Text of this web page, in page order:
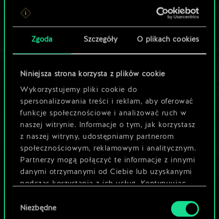
Zgoda Szczegóły O plikach cookies
Niniejsza strona korzysta z plików cookie
Wykorzystujemy pliki cookie do
spersonalizowania treści i reklam, aby oferować
funkcje społecznościowe i analizować ruch w
naszej witrynie. Informacje o tym, jak korzystasz
z naszej witryny, udostępniamy partnerom
społecznościowym, reklamowym i analitycznym.
Partnerzy mogą połączyć te informacje z innymi
danymi otrzymanymi od Ciebie lub uzyskanymi
podczas korzystania z ich usług. Kontynuując
używanie plików cookie.
zgody
Niezbędne
Lubisz grać tą talią?
Pomóż społeczności
odkryć jej
potencjał!
Nazwij talię i opisz swoją strategię
Edytuj talię
LUB